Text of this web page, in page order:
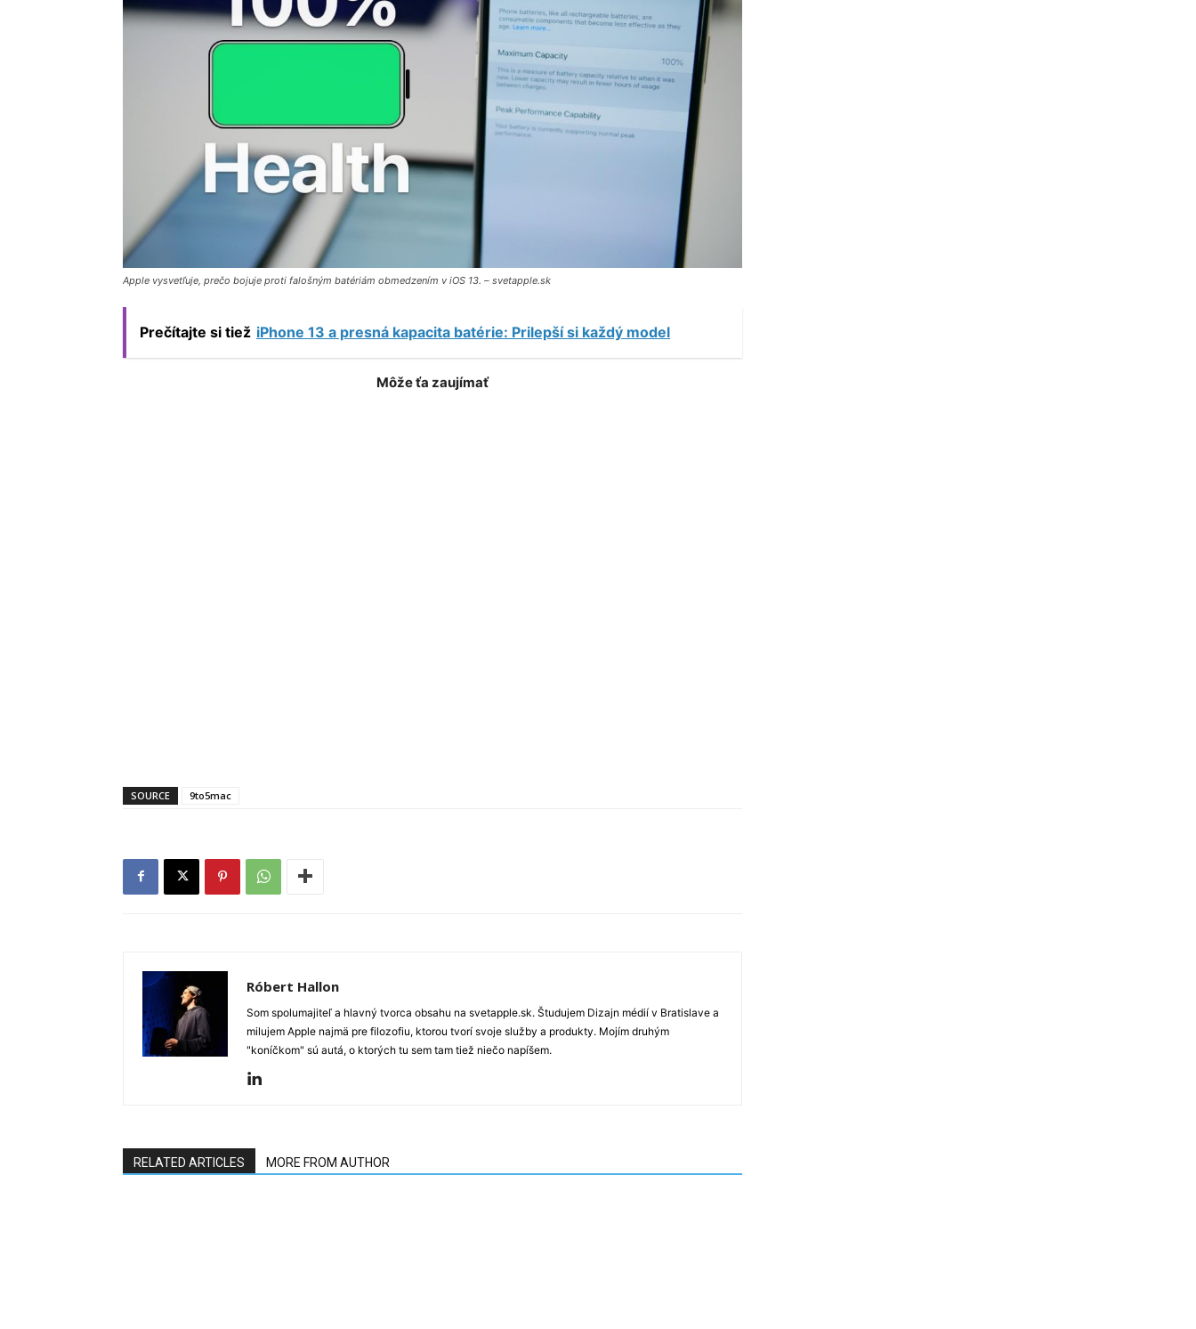
Apple vysvetľuje, prečo bojuje proti falošným batériám obmedzením v iOS 13. – svetapple.sk
Prečítajte si tiež iPhone 13 a presná kapacita batérie: Prilepší si každý model
Môže ťa zaujímať
SOURCE 9to5mac
Róbert Hallon
Som spolumajiteľ a hlavný tvorca obsahu na svetapple.sk. Študujem Dizajn médií v Bratislave a
milujem Apple najmä pre filozofiu, ktorou tvorí svoje služby a produkty. Mojím druhým
"koníčkom" sú autá, o ktorých tu sem tam tiež niečo napíšem.
RELATED ARTICLES MORE FROM AUTHOR